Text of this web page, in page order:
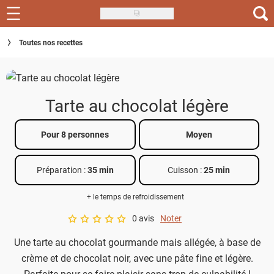
Skip
to
main
Recettes
Inspirations
Menu de la semaine
Actus
Téléchargez l'app Saveurs Recettes
Toutes nos recettes
Tarte au chocolat légère
Pour 8 personnes Moyen
Préparation :35 min Cuisson :25 min
+ le temps de refroidissement
A star rating of 0 out of 5.
0 avis Noter
Une tarte au chocolat gourmande mais allégée, à base de
crème et de chocolat noir, avec une pâte fine et légère.